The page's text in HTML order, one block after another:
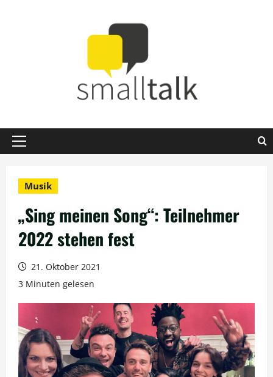
Primäres
Musik
„Sing meinen Song“: Teilnehmer
2022 stehen fest
21. Oktober 2021
3 Minuten gelesen